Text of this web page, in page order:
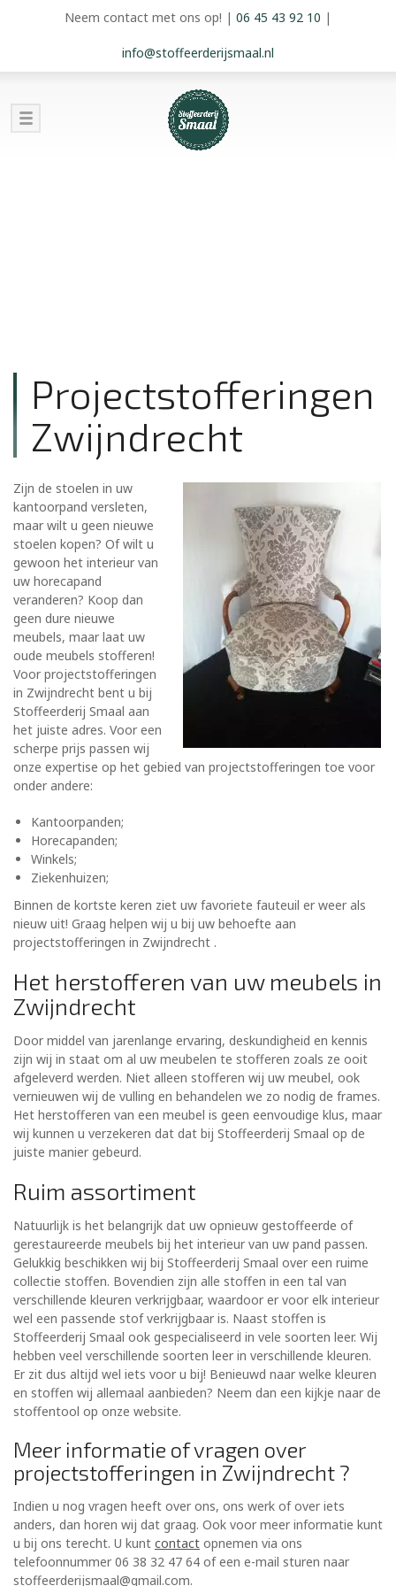
Neem contact met ons op! | 06 45 43 92 10 |
info@stoffeerderijsmaal.nl
Projectstofferingen
Zwijndrecht
Zijn de stoelen in uw
kantoorpand versleten,
maar wilt u geen nieuwe
stoelen kopen? Of wilt u
gewoon het interieur van
uw horecapand
veranderen? Koop dan
geen dure nieuwe
meubels, maar laat uw
oude meubels stofferen!
Voor projectstofferingen
in Zwijndrecht bent u bij
Stoffeerderij Smaal aan
het juiste adres. Voor een
scherpe prijs passen wij
onze expertise op het gebied van projectstofferingen toe voor
onder andere:
Kantoorpanden;
Horecapanden;
Winkels;
Ziekenhuizen;
Binnen de kortste keren ziet uw favoriete fauteuil er weer als
nieuw uit! Graag helpen wij u bij uw behoefte aan
projectstofferingen in Zwijndrecht .
Het herstofferen van uw meubels in
Zwijndrecht
Door middel van jarenlange ervaring, deskundigheid en kennis
zijn wij in staat om al uw meubelen te stofferen zoals ze ooit
afgeleverd werden. Niet alleen stofferen wij uw meubel, ook
vernieuwen wij de vulling en behandelen we zo nodig de frames.
Het herstofferen van een meubel is geen eenvoudige klus, maar
wij kunnen u verzekeren dat dat bij Stoffeerderij Smaal op de
juiste manier gebeurd.
Ruim assortiment
Natuurlijk is het belangrijk dat uw opnieuw gestoffeerde of
gerestaureerde meubels bij het interieur van uw pand passen.
Gelukkig beschikken wij bij Stoffeerderij Smaal over een ruime
collectie stoffen. Bovendien zijn alle stoffen in een tal van
verschillende kleuren verkrijgbaar, waardoor er voor elk interieur
wel een passende stof verkrijgbaar is. Naast stoffen is
Stoffeerderij Smaal ook gespecialiseerd in vele soorten leer. Wij
hebben veel verschillende soorten leer in verschillende kleuren.
Er zit dus altijd wel iets voor u bij! Benieuwd naar welke kleuren
en stoffen wij allemaal aanbieden? Neem dan een kijkje naar de
stoffentool op onze website.
Meer informatie of vragen over
projectstofferingen in Zwijndrecht ?
Indien u nog vragen heeft over ons, ons werk of over iets
anders, dan horen wij dat graag. Ook voor meer informatie kunt
u bij ons terecht. U kunt contact opnemen via ons
telefoonnummer 06 38 32 47 64 of een e-mail sturen naar
stoffeerderijsmaal@gmail.com.